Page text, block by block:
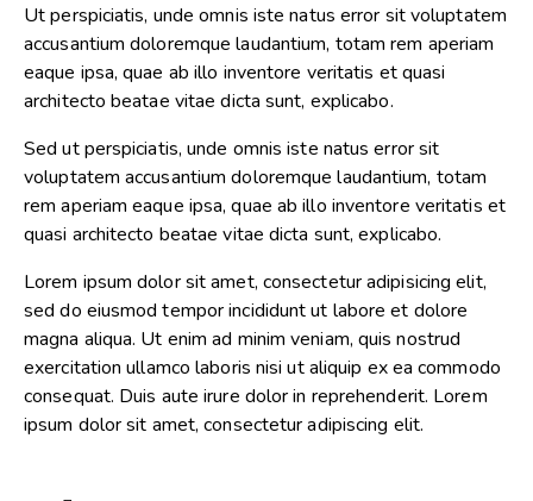
Ut perspiciatis, unde omnis iste natus error sit voluptatem
accusantium doloremque laudantium, totam rem aperiam
eaque ipsa, quae ab illo inventore veritatis et quasi
architecto beatae vitae dicta sunt, explicabo.
Sed ut perspiciatis, unde omnis iste natus error sit
voluptatem accusantium doloremque laudantium, totam
rem aperiam eaque ipsa, quae ab illo inventore veritatis et
quasi architecto beatae vitae dicta sunt, explicabo.
Lorem ipsum dolor sit amet, consectetur adipisicing elit,
sed do eiusmod tempor incididunt ut labore et dolore
magna aliqua. Ut enim ad minim veniam, quis nostrud
exercitation ullamco laboris nisi ut aliquip ex ea commodo
consequat. Duis aute irure dolor in reprehenderit. Lorem
ipsum dolor sit amet, consectetur adipiscing elit.